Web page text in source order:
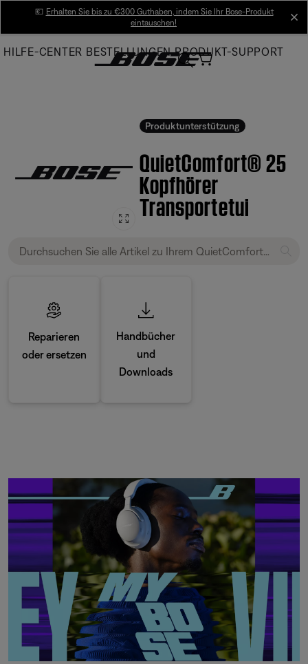
Main
💶 Erhalten Sie bis zu €300 Guthaben, indem Sie Ihr Bose-Produkt
eintauschen!
HILFE-CENTER BESTELLUNGEN PRODUKT-SUPPORT
Produktunterstützung
QuietComfort® 25
Kopfhörer
Transportetui
Reparieren
oder ersetzen
Handbücher
und
Downloads